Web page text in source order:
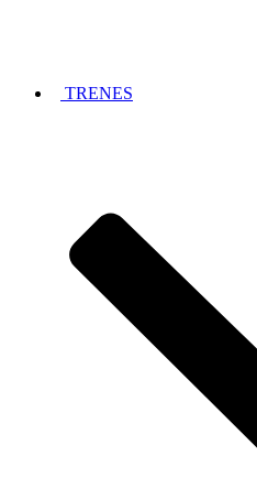
TRENES